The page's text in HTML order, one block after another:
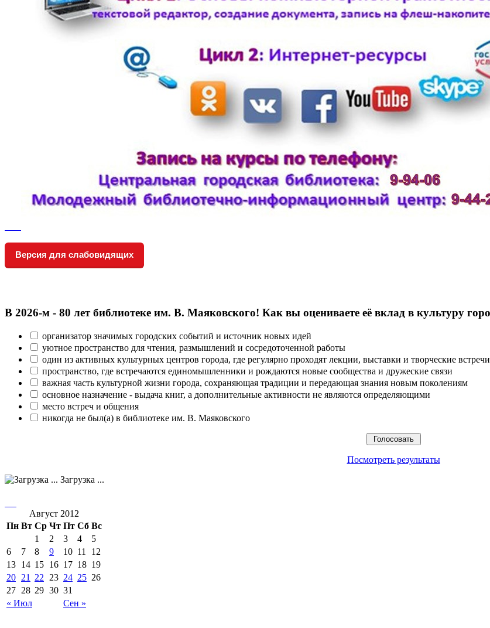
Версия для слабовидящих
В 2026‑м - 80 лет библиотеке им. В. Маяковского! Как вы оцениваете её вклад в культуру
организатор значимых городских событий и источник новых идей
уютное пространство для чтения, размышлений и сосредоточенной работы
один из активных культурных центров города, где регулярно проходят лекции, выставки и творческие встречи
пространство, где встречаются единомышленники и рождаются новые сообщества и дружеские связи
важная часть культурной жизни города, сохраняющая традиции и передающая знания новым поколениям
основное назначение - выдача книг, а дополнительные активности не являются определяющими
место встреч и общения
никогда не был(а) в библиотеке им. В. Маяковского
Посмотреть результаты
Загрузка ...
Август 2012
Пн Вт Ср Чт Пт Сб Вс
« Июл Сен »
1 2 3 4
5
6
7 8 9 10 11
12
13 14 15 16 17 18 19
20 21 22 23 24 25 26
27 28 29 30 31